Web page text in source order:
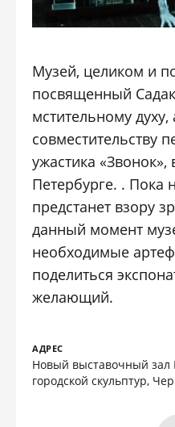
Музей, целиком и
посвященный
мстительному духу,
совместительству
ужастика «Звонок»,
Петербурге. . Пока
предстанет взору
данный момент
необходимые
поделиться
желающий.
АДРЕС
Новый выставочный зал
городской скульптур,